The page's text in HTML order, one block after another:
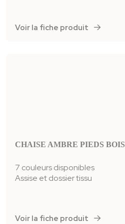
Voir la fiche produit
CHAISE AMBRE PIEDS BOIS
7 couleurs disponibles
Assise et dossier tissu
Voir la fiche produit